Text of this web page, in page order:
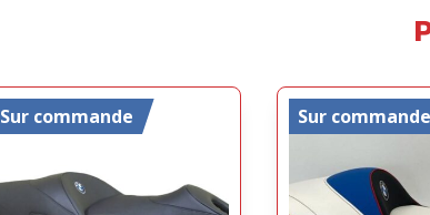
Sur commande Sur commande